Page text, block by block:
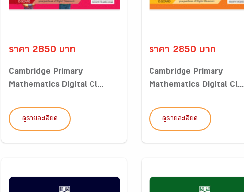
ราคา 2850 บาท
Cambridge Primary
Mathematics Digital Cl...
ดูรายละเอียด
ราคา 2850 บาท
Cambridge Primary
Mathematics Digital Cl...
ดูรายละเอียด